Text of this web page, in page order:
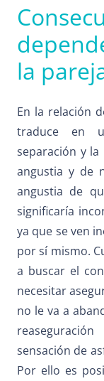
la
En la relación
traduce en
separación y la
angustia y de
angustia de
significaría
ya que se ven
por sí mismo.
a buscar el
necesitar
no le va a
sensación de
Por ello es